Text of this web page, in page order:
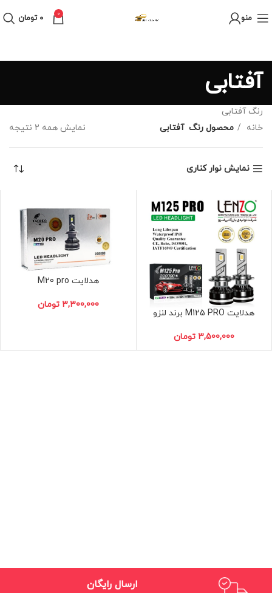
منو 0
0 تومان
آفتابی
رنگ آفتابی
خانه
محصول رنگ آفتابی نمایش همه 2 نتیجه
نمایش نوار کناری
H1
H4
H7
هدلایت M125 PRO برند لنزو
تومان
H7
هدلایت M20 pro
تومان
ارسال رایگان